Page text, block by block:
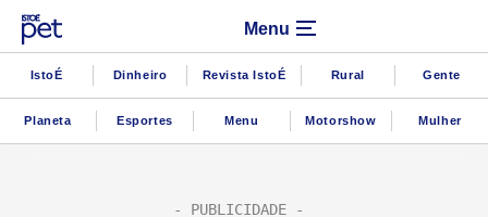
Menu
IstoÉ Dinheiro Revista IstoÉ Rural Gente
Planeta Esportes Menu Motorshow Mulher